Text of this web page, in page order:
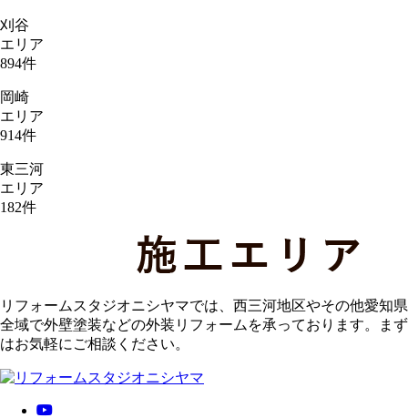
刈谷
エリア
894件
岡崎
エリア
914件
東三河
エリア
182件
リフォームスタジオニシヤマでは、西三河地区やその他愛知県
全域で外壁塗装などの外装リフォームを承っております。まず
はお気軽にご相談ください。